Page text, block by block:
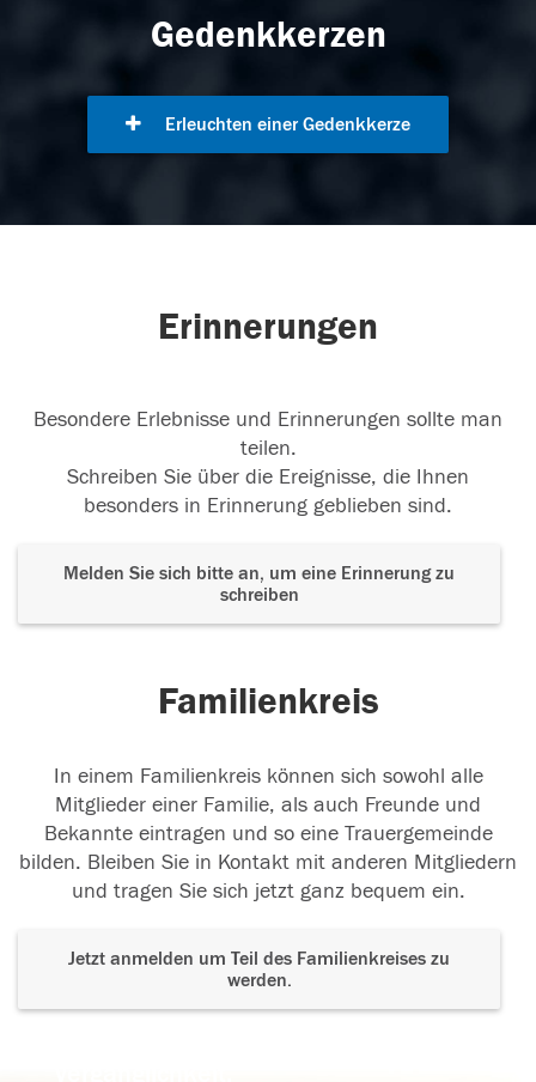
Gedenkkerzen
Erleuchten einer Gedenkkerze
Erinnerungen
Besondere Erlebnisse und Erinnerungen sollte man
teilen.
Schreiben Sie über die Ereignisse, die Ihnen
besonders in Erinnerung geblieben sind.
Melden Sie sich bitte an, um eine Erinnerung zu
schreiben
Familienkreis
In einem Familienkreis können sich sowohl alle
Mitglieder einer Familie, als auch Freunde und
Bekannte eintragen und so eine Trauergemeinde
bilden. Bleiben Sie in Kontakt mit anderen Mitgliedern
und tragen Sie sich jetzt ganz bequem ein.
Jetzt anmelden um Teil des Familienkreises zu
werden.